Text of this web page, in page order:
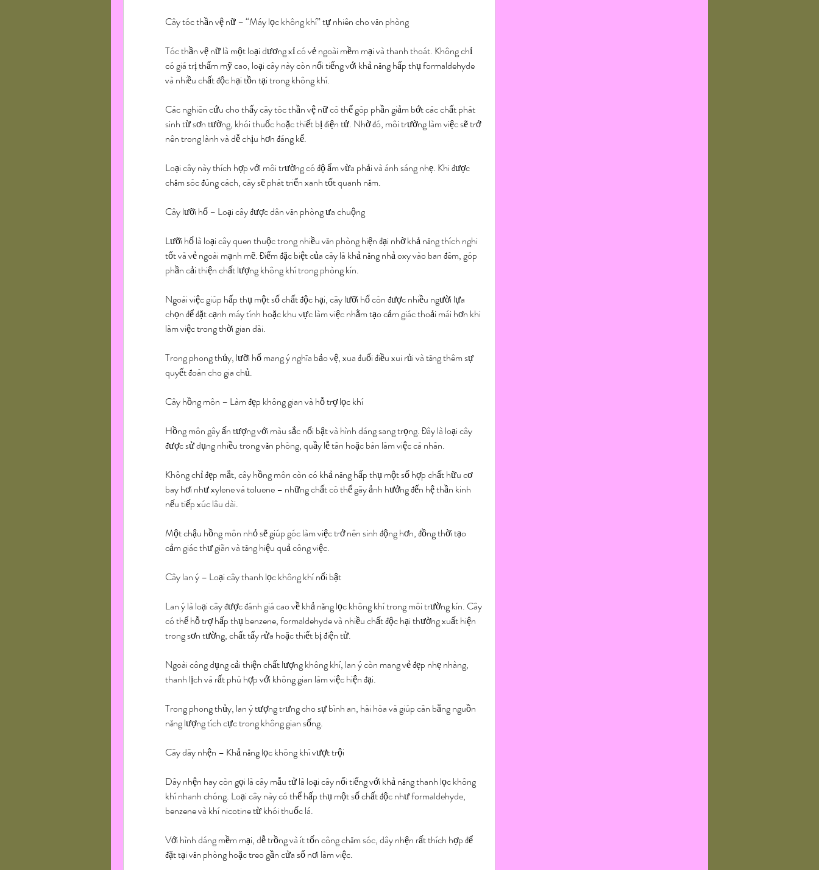
Cây tóc thần vệ nữ – “Máy lọc không khí” tự nhiên cho văn phòng
Tóc thần vệ nữ là một loại dương xỉ có vẻ ngoài mềm mại và thanh thoát. Không chỉ
có giá trị thẩm mỹ cao, loại cây này còn nổi tiếng với khả năng hấp thụ formaldehyde
và nhiều chất độc hại tồn tại trong không khí.
Các nghiên cứu cho thấy cây tóc thần vệ nữ có thể góp phần giảm bớt các chất phát
sinh từ sơn tường, khói thuốc hoặc thiết bị điện tử. Nhờ đó, môi trường làm việc sẽ trở
nên trong lành và dễ chịu hơn đáng kể.
Loại cây này thích hợp với môi trường có độ ẩm vừa phải và ánh sáng nhẹ. Khi được
chăm sóc đúng cách, cây sẽ phát triển xanh tốt quanh năm.
Cây lưỡi hổ – Loại cây được dân văn phòng ưa chuộng
Lưỡi hổ là loại cây quen thuộc trong nhiều văn phòng hiện đại nhờ khả năng thích nghi
tốt và vẻ ngoài mạnh mẽ. Điểm đặc biệt của cây là khả năng nhả oxy vào ban đêm, góp
phần cải thiện chất lượng không khí trong phòng kín.
Ngoài việc giúp hấp thụ một số chất độc hại, cây lưỡi hổ còn được nhiều người lựa
chọn để đặt cạnh máy tính hoặc khu vực làm việc nhằm tạo cảm giác thoải mái hơn khi
làm việc trong thời gian dài.
Trong phong thủy, lưỡi hổ mang ý nghĩa bảo vệ, xua đuổi điều xui rủi và tăng thêm sự
quyết đoán cho gia chủ.
Cây hồng môn – Làm đẹp không gian và hỗ trợ lọc khí
Hồng môn gây ấn tượng với màu sắc nổi bật và hình dáng sang trọng. Đây là loại cây
được sử dụng nhiều trong văn phòng, quầy lễ tân hoặc bàn làm việc cá nhân.
Không chỉ đẹp mắt, cây hồng môn còn có khả năng hấp thụ một số hợp chất hữu cơ
bay hơi như xylene và toluene – những chất có thể gây ảnh hưởng đến hệ thần kinh
nếu tiếp xúc lâu dài.
Một chậu hồng môn nhỏ sẽ giúp góc làm việc trở nên sinh động hơn, đồng thời tạo
cảm giác thư giãn và tăng hiệu quả công việc.
Cây lan ý – Loại cây thanh lọc không khí nổi bật
Lan ý là loại cây được đánh giá cao về khả năng lọc không khí trong môi trường kín. Cây
có thể hỗ trợ hấp thụ benzene, formaldehyde và nhiều chất độc hại thường xuất hiện
trong sơn tường, chất tẩy rửa hoặc thiết bị điện tử.
Ngoài công dụng cải thiện chất lượng không khí, lan ý còn mang vẻ đẹp nhẹ nhàng,
thanh lịch và rất phù hợp với không gian làm việc hiện đại.
Trong phong thủy, lan ý tượng trưng cho sự bình an, hài hòa và giúp cân bằng nguồn
năng lượng tích cực trong không gian sống.
Cây dây nhện – Khả năng lọc không khí vượt trội
Dây nhện hay còn gọi là cây mẫu tử là loại cây nổi tiếng với khả năng thanh lọc không
khí nhanh chóng. Loại cây này có thể hấp thụ một số chất độc như formaldehyde,
benzene và khí nicotine từ khói thuốc lá.
Với hình dáng mềm mại, dễ trồng và ít tốn công chăm sóc, dây nhện rất thích hợp để
đặt tại văn phòng hoặc treo gần cửa sổ nơi làm việc.